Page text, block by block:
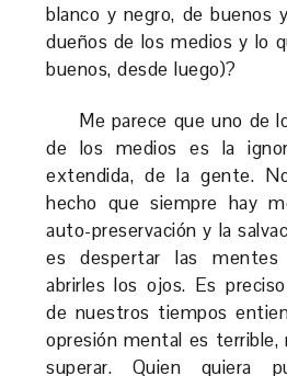
blanco y negro, de buenos
dueños de los medios y lo
buenos, desde luego)?
Me parece que uno de
de los medios es la
extendida, de la gente.
hecho que siempre hay
auto-preservación y la
es despertar las mentes
abrirles los ojos. Es
de nuestros tiempos
opresión mental es terrible,
superar. Quien quiera